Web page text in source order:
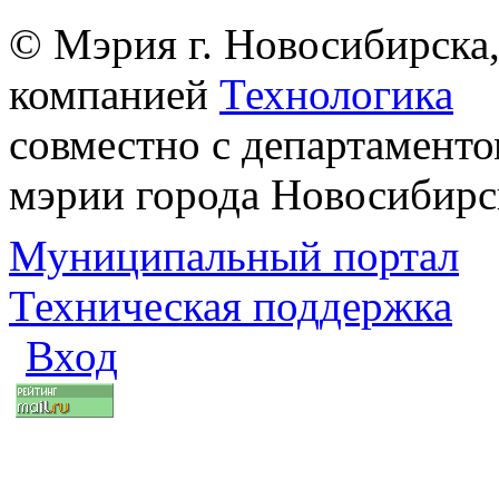
© Мэрия г.
компанией Технологика
совместно с
мэрии города
Муниципальный портал
Техническая поддержка
Вход